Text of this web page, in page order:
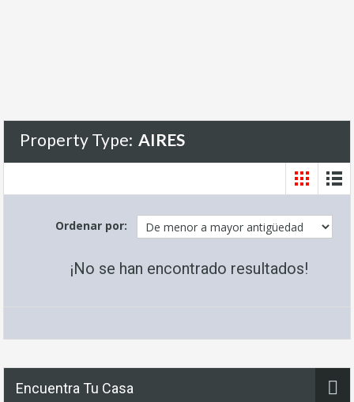
Property Type: AIRES
Ordenar por:
¡No se han encontrado resultados!
Encuentra Tu Casa